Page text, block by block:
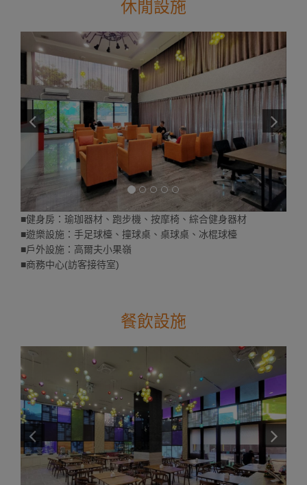
休閒設施
■健身房：瑜珈器材、跑步機、按摩椅、綜合健身器材
■遊樂設施：手足球檯、撞球桌、桌球桌、冰棍球檯
■戶外設施：高爾夫小果嶺
■商務中心(訪客接待室)
餐飲設施